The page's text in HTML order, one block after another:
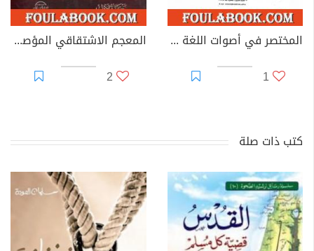
المختصر في أصوات اللغة العربية
1
المعجم الاشتقاقي المؤصل لألفاظ القرآن الكريم
2
كتب ذات صلة